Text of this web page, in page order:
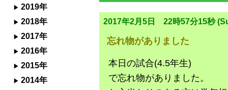
2017年2月5日 22時57分15秒
忘れ物がありました
本日の試合(4.5年生)
で忘れ物がありました。
2019年
2018年
2017年
2016年
2015年
2014年